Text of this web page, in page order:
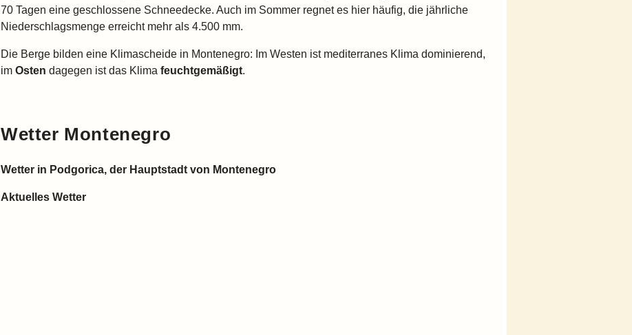
70 Tagen eine geschlossene Schneedecke. Auch im Sommer regnet es hier häufig, die jährliche
Niederschlagsmenge erreicht mehr als 4.500 mm.
Die Berge bilden eine Klimascheide in Montenegro: Im Westen ist mediterranes Klima dominierend,
im Osten dagegen ist das Klima feuchtgemäßigt.
Wetter Montenegro
Wetter in Podgorica, der Hauptstadt von Montenegro
Aktuelles Wetter